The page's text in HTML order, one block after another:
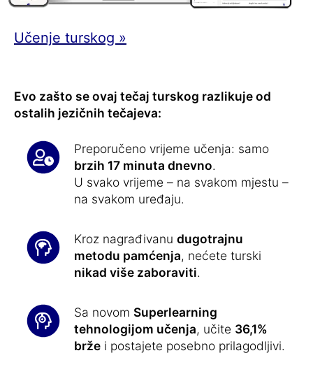
Učenje turskog »
Evo zašto se ovaj tečaj turskog razlikuje od
ostalih jezičnih tečajeva:
Preporučeno vrijeme učenja: samo
brzih 17 minuta dnevno.
U svako vrijeme – na svakom mjestu –
na svakom uređaju.
Kroz nagrađivanu dugotrajnu
metodu pamćenja, nećete turski
nikad više zaboraviti.
Sa novom Superlearning
tehnologijom učenja, učite 36,1%
brže i postajete posebno prilagodljivi.